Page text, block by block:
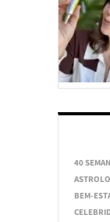
40
BEM-